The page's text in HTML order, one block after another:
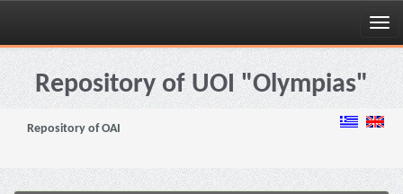
Skip
navigationRepository of UOI "Olympias"
Repository of OAI